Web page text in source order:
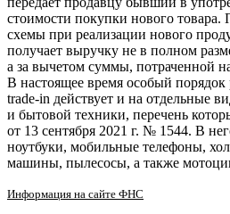
стоимости покупки нового товара.
схемы при реализации нового
получает выручку не в полном
а за вычетом суммы, потраченной
В настоящее время особый
trade-in действует и на отдельные
и бытовой техники, перечень
от 13 сентября 2021 г. № 1544. В
ноутбуки, мобильные телефоны,
машины, пылесосы, а также
Информация на сайте ФНС